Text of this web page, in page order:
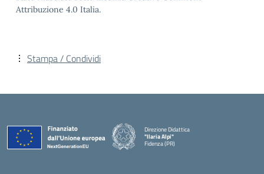
Attribuzione 4.0 Italia.
Stampa / Condividi
Direzione Didattica
"Ilaria Alpi"
Fidenza (PR)